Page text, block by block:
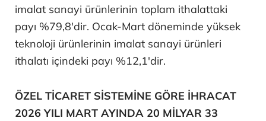
imalat sanayi ürünlerinin toplam ithalattaki
payı %79,8'dir. Ocak-Mart döneminde yüksek
teknoloji ürünlerinin imalat sanayi ürünleri
ithalatı içindeki payı %12,1'dir.
ÖZEL TİCARET SİSTEMİNE GÖRE İHRACAT
2026 YILI MART AYINDA 20 MİLYAR 33